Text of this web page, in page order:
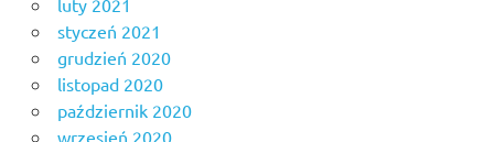
styczeń 2021
grudzień 2020
listopad 2020
październik 2020
wrzesień 2020